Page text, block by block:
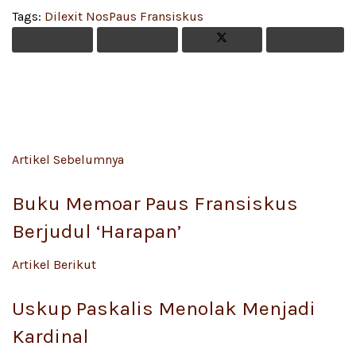
Tags: Dilexit NosPaus Fransiskus
Artikel Sebelumnya
Buku Memoar Paus Fransiskus
Berjudul ‘Harapan’
Artikel Berikut
Uskup Paskalis Menolak Menjadi
Kardinal